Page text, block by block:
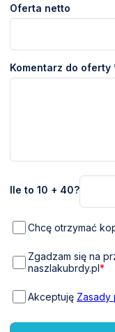
Oferta netto
Komentarz do oferty
Ile to 10 + 40?
Chcę otrzymać
Zgadzam się na
naszlakubrdy.pl*
Akceptuję Zasady